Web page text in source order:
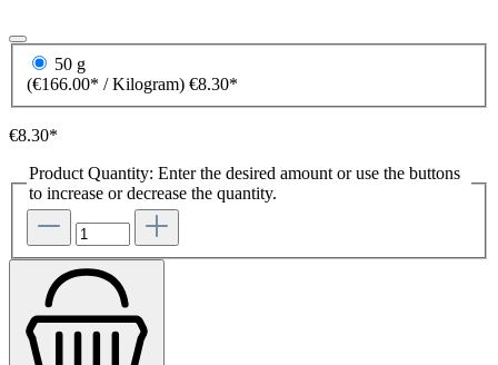
50 g
(€166.00* / Kilogram) €8.30*
€8.30*
Product Quantity: Enter the desired amount or use the buttons
to increase or decrease the quantity.